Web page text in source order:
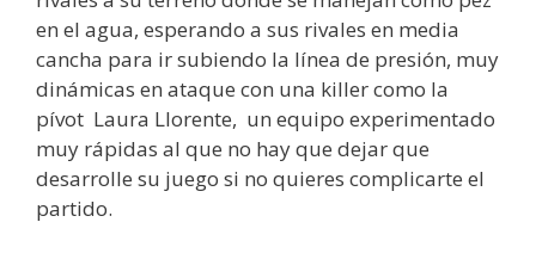
en el agua, esperando a sus rivales en media
cancha para ir subiendo la línea de presión, muy
dinámicas en ataque con una killer como la
pívot Laura Llorente, un equipo experimentado
muy rápidas al que no hay que dejar que
desarrolle su juego si no quieres complicarte el
partido.